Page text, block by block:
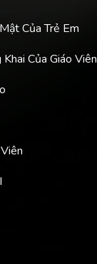
Của Trẻ Em
Khai Của Giáo Viên